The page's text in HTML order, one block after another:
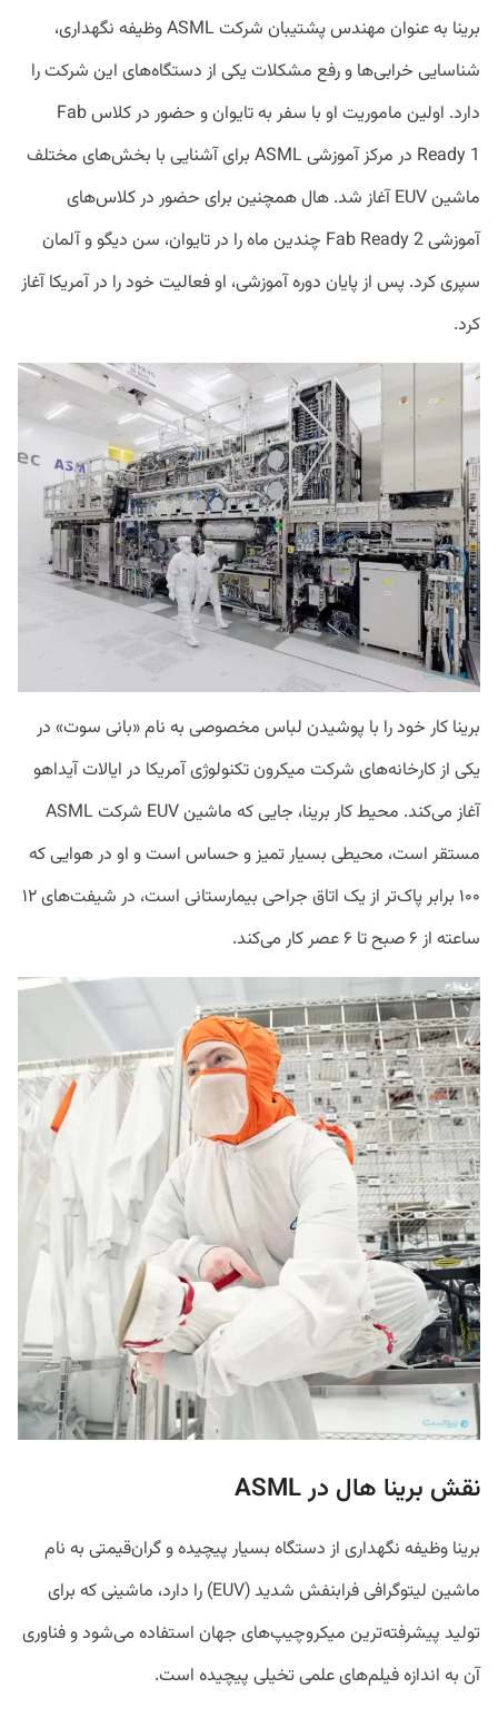
برینا به عنوان مهندس پشتیبان شرکت ASML وظیفه نگهداری،
شناسایی خرابی‌ها و رفع مشکلات یکی از دستگاه‌های این شرکت را
دارد. اولین ماموریت او با سفر به تایوان و حضور در کلاس Fab
Ready 1 در مرکز آموزشی ASML برای آشنایی با بخش‌های مختلف
ماشین EUV آغاز شد. هال همچنین برای حضور در کلاس‌های
آموزشی Fab Ready 2 چندین ماه را در تایوان، سن دیگو و آلمان
سپری کرد. پس از پایان دوره آموزشی، او فعالیت خود را در آمریکا آغاز
کرد.
برینا کار خود را با پوشیدن لباس مخصوصی به نام «بانی‌ سوت» در
یکی از کارخانه‌های شرکت میکرون تکنولوژی آمریکا در ایالات آیداهو
آغاز می‌کند. محیط کار برینا، جایی که ماشین EUV شرکت ASML
مستقر است، محیطی بسیار تمیز و حساس است و او در هوایی که
۱۰۰ برابر پاک‌تر از یک اتاق جراحی بیمارستانی است، در شیفت‌های ۱۲
ساعته از ۶ صبح تا ۶ عصر کار می‌کند.
نقش برینا هال در ASML
برینا وظیفه نگهداری از دستگاه بسیار پیچیده و گران‌قیمتی به نام
ماشین لیتوگرافی فرابنفش شدید (EUV) را دارد، ماشینی که برای
تولید پیشرفته‌ترین میکروچیپ‌های جهان استفاده می‌شود و فناوری
آن به اندازه فیلم‌های علمی تخیلی پیچیده است.